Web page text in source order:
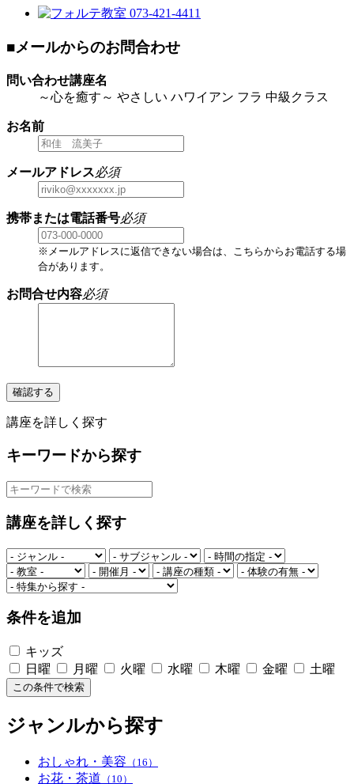
■メールからのお問合わせ
問い合わせ講座名
～心を癒す～ やさしい ハワイアン フラ 中級クラス
お名前
メールアドレス必須
携帯または電話番号必須
※メールアドレスに返信できない場合は、こちらからお電話する場
合があります。
お問合せ内容必須
確認する
講座を詳しく探す
キーワードから探す
講座を詳しく探す
条件を追加
キッズ
日曜
月曜 火曜 水曜 木曜 金曜 土曜
この条件で検索
ジャンルから探す
おしゃれ・美容 （16）
お花・茶道 （10）